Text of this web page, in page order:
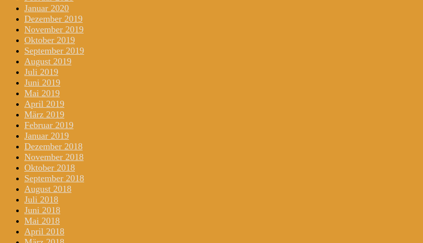
Januar 2020
Dezember 2019
November 2019
Oktober 2019
September 2019
August 2019
Juli 2019
Juni 2019
Mai 2019
April 2019
März 2019
Februar 2019
Januar 2019
Dezember 2018
November 2018
Oktober 2018
September 2018
August 2018
Juli 2018
Juni 2018
Mai 2018
April 2018